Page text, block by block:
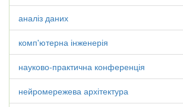
аналіз даних
комп'ютерна інженерія
науково-практична конференція
нейромережева архітектура